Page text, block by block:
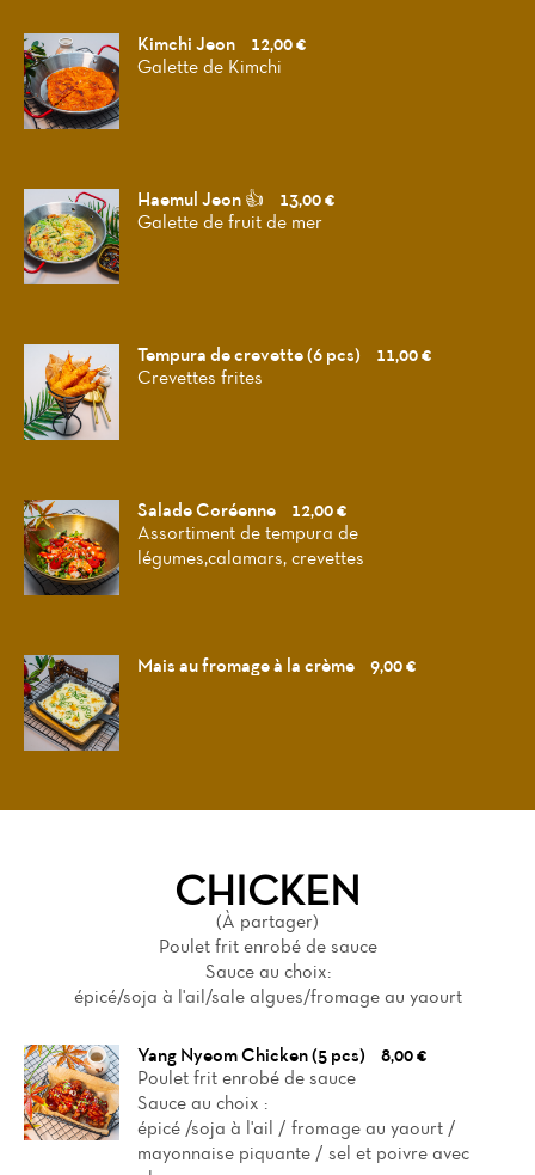
Kimchi Jeon
12,00 €
Galette de Kimchi
Haemul Jeon 👍
13,00 €
Galette de fruit de mer
Tempura de crevette (6 pcs)
11,00 €
Crevettes frites
Salade Coréenne
12,00 €
Assortiment de tempura de
légumes,calamars, crevettes
Mais au fromage à la crème 9,00 €
CHICKEN
(À partager)
Poulet frit enrobé de sauce
Sauce au choix:
épicé/soja à l'ail/sale algues/fromage au yaourt
Yang Nyeom Chicken (5 pcs)
8,00 €
Poulet frit enrobé de sauce
Sauce au choix :
épicé /soja à l'ail / fromage au yaourt /
mayonnaise piquante / sel et poivre avec